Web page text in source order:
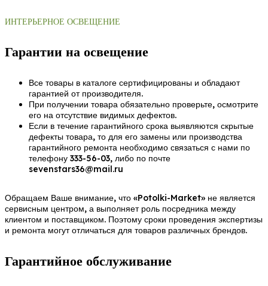
ИНТЕРЬЕРНОЕ ОСВЕЩЕНИЕ
Гарантии на освещение
Все товары в каталоге сертифицированы и обладают
гарантией от производителя.
При получении товара обязательно проверьте, осмотрите
его на отсутствие видимых дефектов.
Если в течение гарантийного срока выявляются скрытые
дефекты товара, то для его замены или производства
гарантийного ремонта необходимо связаться с нами по
телефону 333-56-03, либо по почте
sevenstars36@mail.ru
Обращаем Ваше внимание, что «Potolki-Market» не является
сервисным центром, а выполняет роль посредника между
клиентом и поставщиком. Поэтому сроки проведения экспертизы
и ремонта могут отличаться для товаров различных брендов.
Гарантийное обслуживание